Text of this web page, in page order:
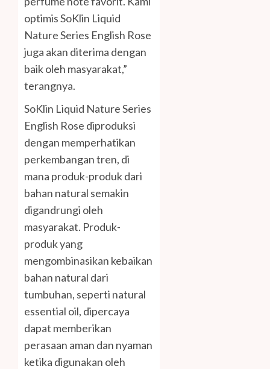
optimis SoKlin Liquid
Nature Series English Rose
juga akan diterima dengan
baik oleh masyarakat,”
terangnya.
SoKlin Liquid Nature Series
English Rose diproduksi
dengan memperhatikan
perkembangan tren, di
mana produk-produk dari
bahan natural semakin
digandrungi oleh
masyarakat. Produk-
produk yang
mengombinasikan kebaikan
bahan natural dari
tumbuhan, seperti natural
essential oil, dipercaya
dapat memberikan
perasaan aman dan nyaman
ketika digunakan oleh